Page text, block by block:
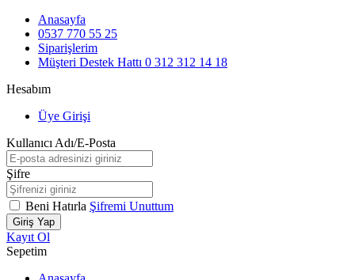
Anasayfa
0537 770 55 25
Siparişlerim
Müşteri Destek Hattı 0 312 312 14 18
Hesabım
Üye Girişi
Kullanıcı Adı/E-Posta
Şifre
Beni Hatırla Şifremi Unuttum
Giriş Yap
Kayıt Ol
Sepetim